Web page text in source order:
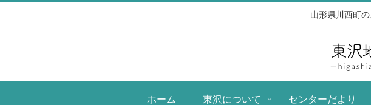
山形県川西町
ホーム 東沢について センターだより